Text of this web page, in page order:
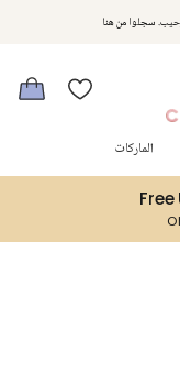
حصرية وعروض مصممة خصيصا لتلبي
الماركات